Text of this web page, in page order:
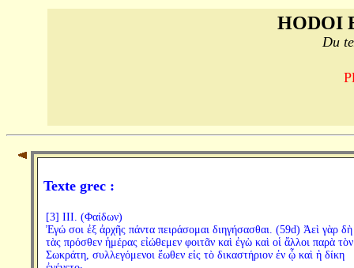
HODOI
Du
Texte grec :
[3] III. (Φαίδων)
Ἐγώ σοι ἐξ ἀρχῆς πάντα πειράσομαι διηγήσασθαι. (59d) Ἀεὶ γὰρ δὴ
τὰς πρόσθεν ἡμέρας εἰώθεμεν φοιτᾶν καὶ ἐγὼ καὶ οἱ ἄλλοι παρὰ τὸν
Σωκράτη, συλλεγόμενοι ἕωθεν εἰς τὸ δικαστήριον ἐν ᾧ καὶ ἡ δίκη